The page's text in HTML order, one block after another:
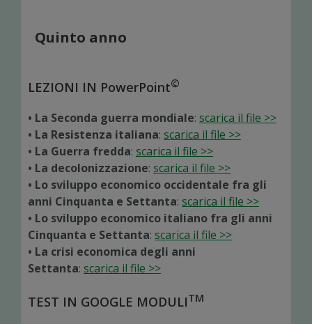
Quinto anno
LEZIONI IN PowerPoint©
• La Seconda guerra mondiale: scarica il file >>
• La Resistenza italiana: scarica il file >>
• La Guerra fredda: scarica il file >>
• La decolonizzazione: scarica il file >>
• Lo sviluppo economico occidentale fra gli
anni Cinquanta e Settanta: scarica il file >>
• Lo sviluppo economico italiano fra gli anni
Cinquanta e Settanta: scarica il file >>
• La crisi economica degli anni
Settanta: scarica il file >>
TEST IN GOOGLE MODULITM